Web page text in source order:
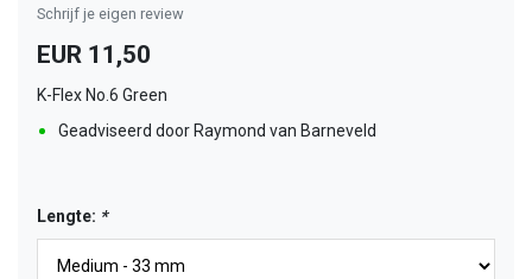
Schrijf je eigen review
EUR 11,50
K-Flex No.6 Green
Geadviseerd door Raymond van Barneveld
Lengte: *